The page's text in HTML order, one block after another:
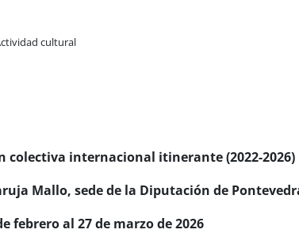
cultural
colectiva internacional itinerante (2022-2026)
Mallo, sede de la Diputación de
febrero al 27 de marzo de 2026